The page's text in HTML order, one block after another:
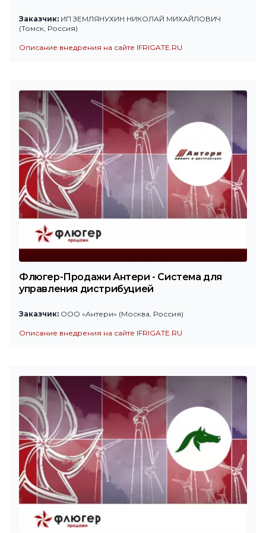
Заказчик: ИП ЗЕМЛЯНУХИН НИКОЛАЙ МИХАЙЛОВИЧ
(Томск, Россия)
Описание внедрения на сайте IFRIGATE.RU
Флюгер-Продажи Антери - Система для
управления дистрибуцией
Заказчик: ООО «Антери» (Москва, Россия)
Описание внедрения на сайте IFRIGATE.RU